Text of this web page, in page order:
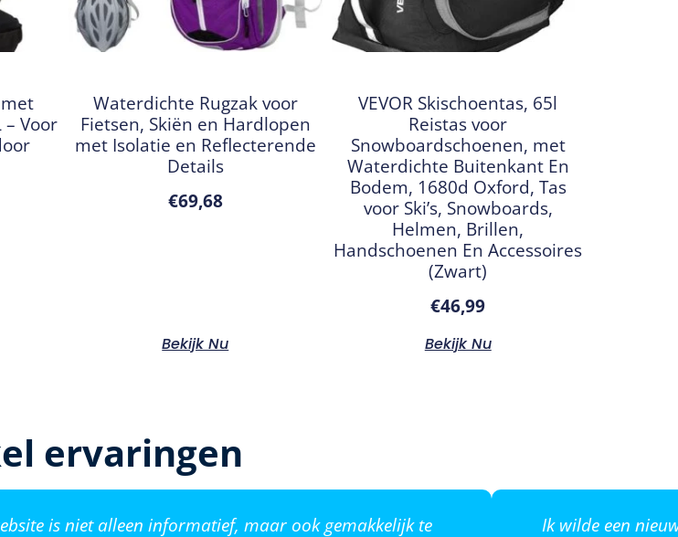
Voor
Waterdichte Rugzak voor
Fietsen, Skiën en Hardlopen
met Isolatie en Reflecterende
Details
€69,68
Bekijk Nu
VEVOR Skischoentas, 65l
Reistas voor
Snowboardschoenen, met
Waterdichte Buitenkant En
Bodem, 1680d Oxford, Tas
voor Ski’s, Snowboards,
Helmen, Brillen,
Handschoenen En Accessoires
(Zwart)
€46,99
Bekijk Nu
ervaringen
is niet alleen informatief, maar ook gemakkelijk te
Ik wilde een